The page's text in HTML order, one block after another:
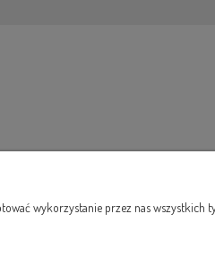
wykorzystanie przez nas wszystkich